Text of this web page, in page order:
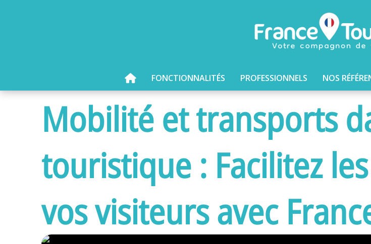
FONCTIONNALITÉS PROFESSIONNELS NOS
Mobilité et transports
touristique : Facilitez
vos visiteurs avec